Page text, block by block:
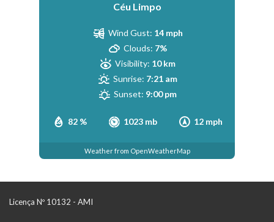
Céu Limpo
82 % 1023 mb 12 mph
Wind Gust: 14 mph
Clouds: 7%
Visibility: 10 km
Sunrise: 7:21 am
Sunset: 9:00 pm
Weather from OpenWeatherMap
Licença Nº 10132 - AMI